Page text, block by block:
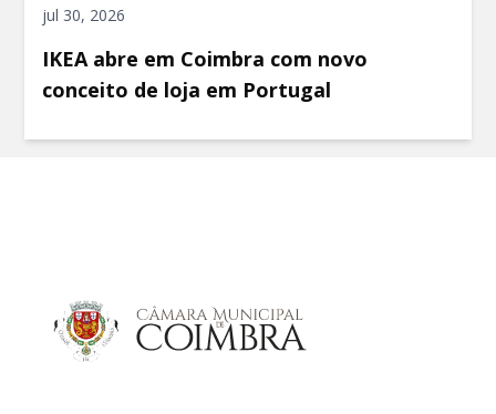
jul 30, 2026
IKEA abre em Coimbra com novo
conceito de loja em Portugal